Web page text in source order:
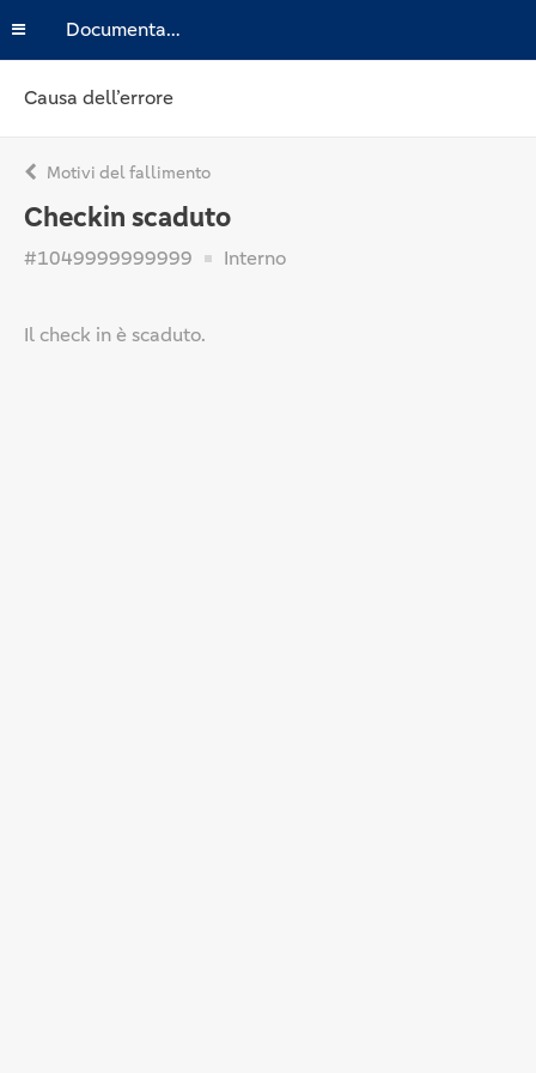
Documentazione
Causa dell’errore
Motivi del fallimento
Checkin scaduto
#1049999999999 Interno
Il check in è scaduto.